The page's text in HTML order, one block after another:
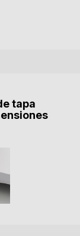
tapa